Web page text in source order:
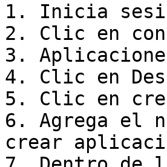
1. Inicia
2. Clic en
3.
4. Clic en
5. Clic en
6. Agrega el
crear